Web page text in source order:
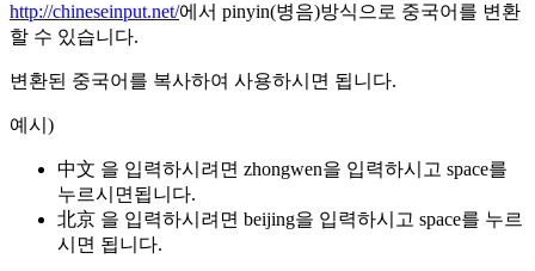
http://chineseinput.net/에서 pinyin(병음)방식으로 중국어를 변환
할 수 있습니다.
변환된 중국어를 복사하여 사용하시면 됩니다.
예시)
中文 을 입력하시려면 zhongwen을 입력하시고 space를
누르시면됩니다.
北京 을 입력하시려면 beijing을 입력하시고 space를 누르
시면 됩니다.